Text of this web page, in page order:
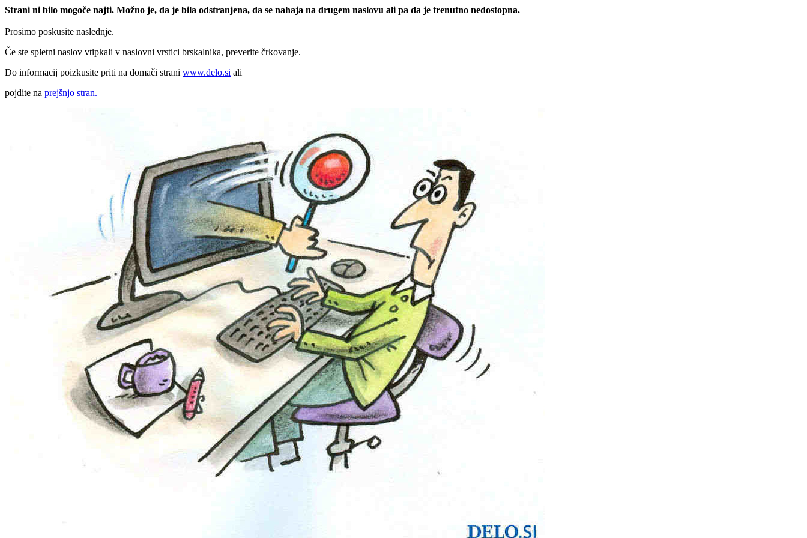
Strani ni bilo mogoče najti. Možno je, da je bila odstranjena, da se nahaja na drugem naslovu ali pa da je trenutno nedostopna.
Prosimo poskusite naslednje.
Če ste spletni naslov vtipkali v naslovni vrstici brskalnika, preverite črkovanje.
Do informacij poizkusite priti na domači strani www.delo.si ali
pojdite na prejšnjo stran.